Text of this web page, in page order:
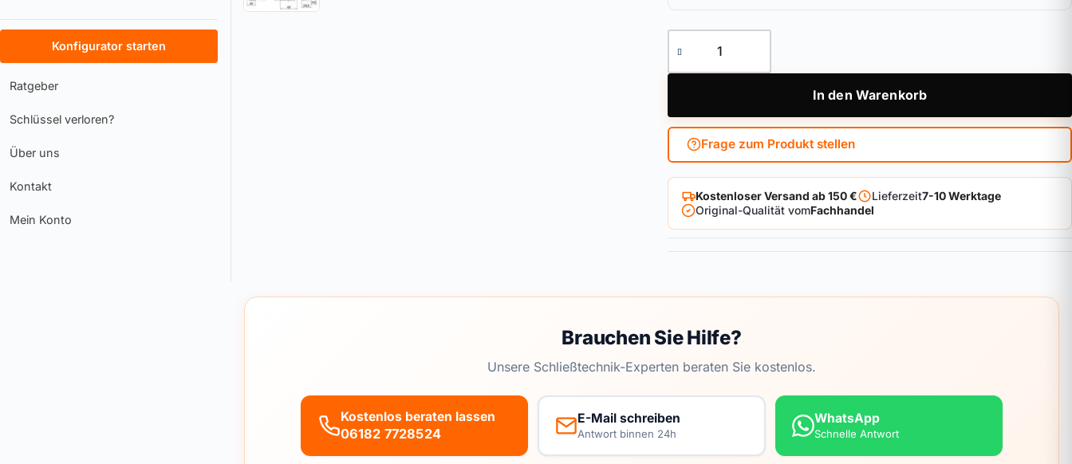
Konfigurator starten
Ratgeber
Schlüssel verloren?
Über uns
Kontakt
Mein Konto
In den Warenkorb
Frage zum Produkt stellen
Kostenloser Versand ab 150 € Lieferzeit7-10 Werktage
Original-Qualität vomFachhandel
Brauchen Sie Hilfe?
Unsere Schließtechnik-Experten beraten Sie kostenlos.
Kostenlos beraten lassen
06182 7728524
E-Mail schreiben
Antwort binnen 24h
WhatsApp
Schnelle Antwort